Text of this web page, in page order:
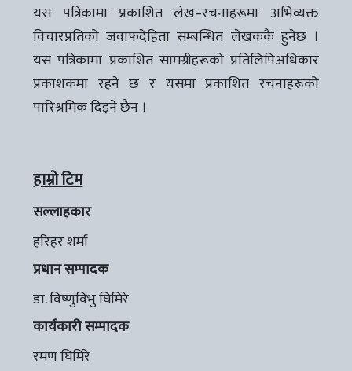
यस पत्रिकामा प्रकाशित लेख–रचनाहरूमा अभिव्यक्त
विचारप्रतिको जवाफदेहिता सम्बन्धित लेखककै हुनेछ ।
यस पत्रिकामा प्रकाशित सामग्रीहरूको प्रतिलिपिअधिकार
प्रकाशकमा रहने छ र यसमा प्रकाशित रचनाहरूको
पारिश्रमिक दिइने छैन ।
हाम्रो टिम
सल्लाहकार
हरिहर शर्मा
प्रधान सम्पादक
डा. विष्णुविभु घिमिरे
कार्यकारी सम्पादक
रमण घिमिरे